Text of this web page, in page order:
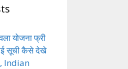
योजना फ्री
सूची कैसे देखे
Indian